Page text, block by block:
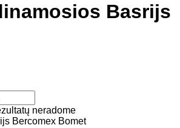
Basrijs
neradome
Bercomex Bomet